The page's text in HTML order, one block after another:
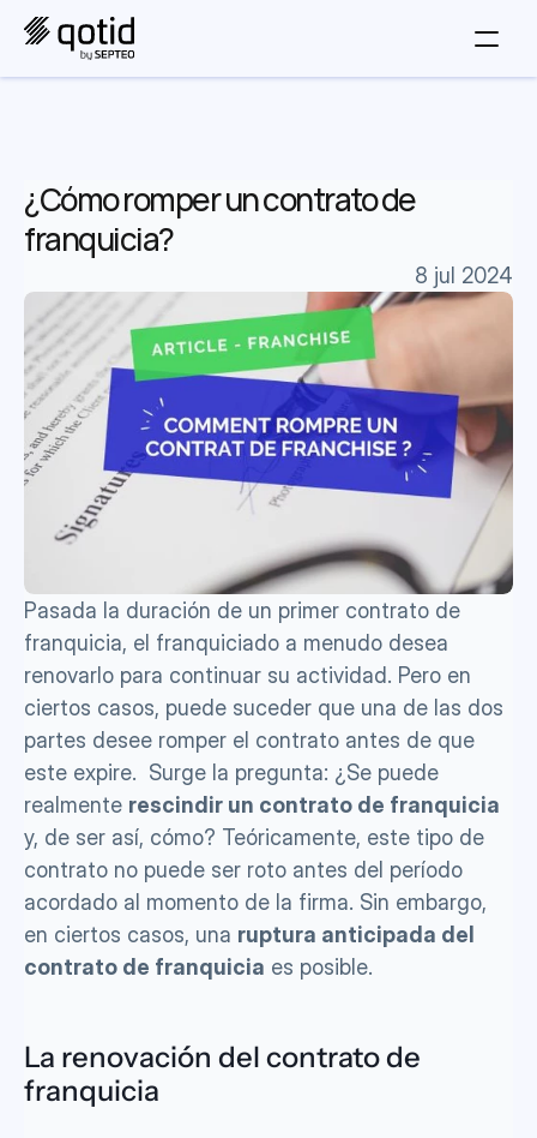
¿Cómo romper un contrato de
franquicia?
8 jul 2024
Pasada la duración de un primer contrato de
franquicia, el franquiciado a menudo desea
renovarlo para continuar su actividad. Pero en
ciertos casos, puede suceder que una de las dos
partes desee romper el contrato antes de que
este expire.  Surge la pregunta: ¿Se puede
realmente rescindir un contrato de franquicia
y, de ser así, cómo? Teóricamente, este tipo de
contrato no puede ser roto antes del período
acordado al momento de la firma. Sin embargo,
en ciertos casos, una ruptura anticipada del
contrato de franquicia es posible.
La renovación del contrato de
franquicia